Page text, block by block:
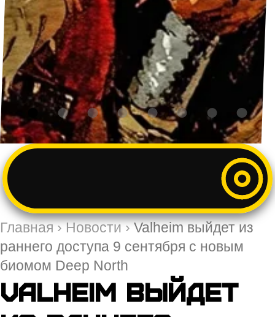
Главная›Новости›Valheim выйдет из
раннего доступа 9 сентября с новым
биомом Deep North
Valheim выйдет